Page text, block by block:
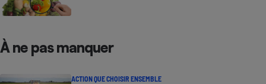
À ne pas manquer
ACTION QUE CHOISIR ENSEMBLE